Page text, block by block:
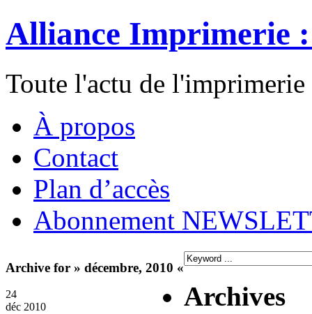
Alliance Imprimerie
Toute l'actu de
À propos
Contact
Plan d’accès
Abonnement
Archive for » décembre, 2010 «
24
déc 2010
Archives